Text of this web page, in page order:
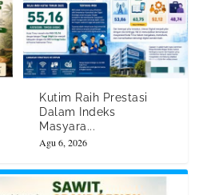
Kutim Raih Prestasi
Dalam Indeks
Masyara...
Agu 6, 2026